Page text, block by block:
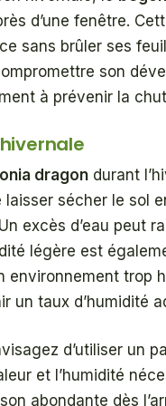
d’une fenêtre.
sans brûler ses
son
à prévenir la
dragon durant
sécher le sol
excès d’eau peut
légère est
trop
un taux d’humidité
d’utiliser un
et l’humidité
abondante dès